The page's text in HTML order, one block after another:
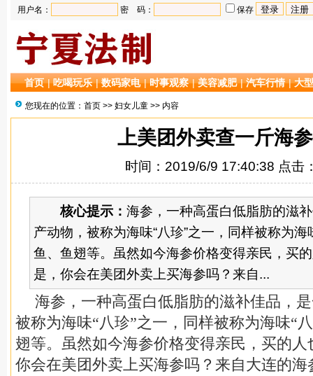
用户名： 密 码： 保存
首页 |吃喝玩乐 |数码家电 |时事观察 |美容减肥 |汽车行情 |大
您现在的位置： 首页 >> 妇女儿童 >> 内容
上美团外卖查一斤海
时间：2019/6/9 17:40:38 点击
核心提示： 海参，一种高蛋白低脂肪的滋
产动物，被称为海味“八珍”之一，同样被称为海
鱼、鱼翅等。虽然如今海参价格变得亲民，买
是，你会在美团外卖上买海参吗？来自...
海参，一种高蛋白低脂肪的滋补佳品，
被称为海味“八珍”之一，同样被称为海味“
翅等。虽然如今海参价格变得亲民，买的
你会在美团外卖上买海参吗？来自大连的